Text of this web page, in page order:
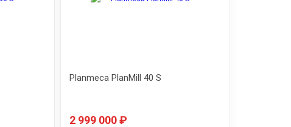
Planmeca PlanMill 40 S
2 999 000₽